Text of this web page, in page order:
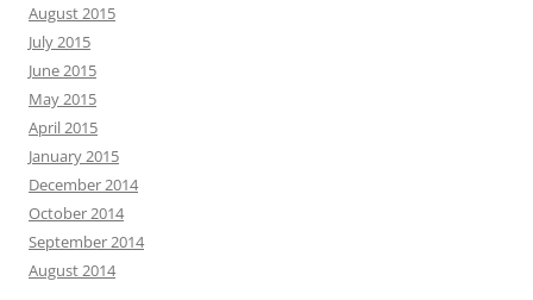
August 2015
July 2015
June 2015
May 2015
April 2015
January 2015
December 2014
October 2014
September 2014
August 2014